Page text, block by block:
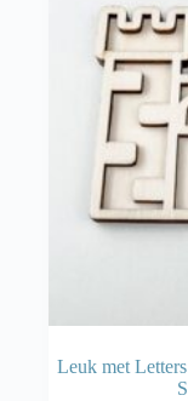
Leuk met